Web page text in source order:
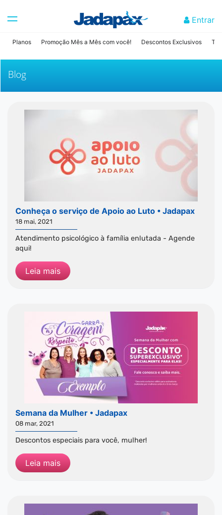
Entrar
Planos Promoção Mês a Mês com você! Descontos Exclusivos
Blog
Conheça o serviço de Apoio ao Luto • Jadapax
18 mai, 2021
Atendimento psicológico à família enlutada - Agende
aqui!
Leia mais
Semana da Mulher • Jadapax
08 mar, 2021
Descontos especiais para você, mulher!
Leia mais